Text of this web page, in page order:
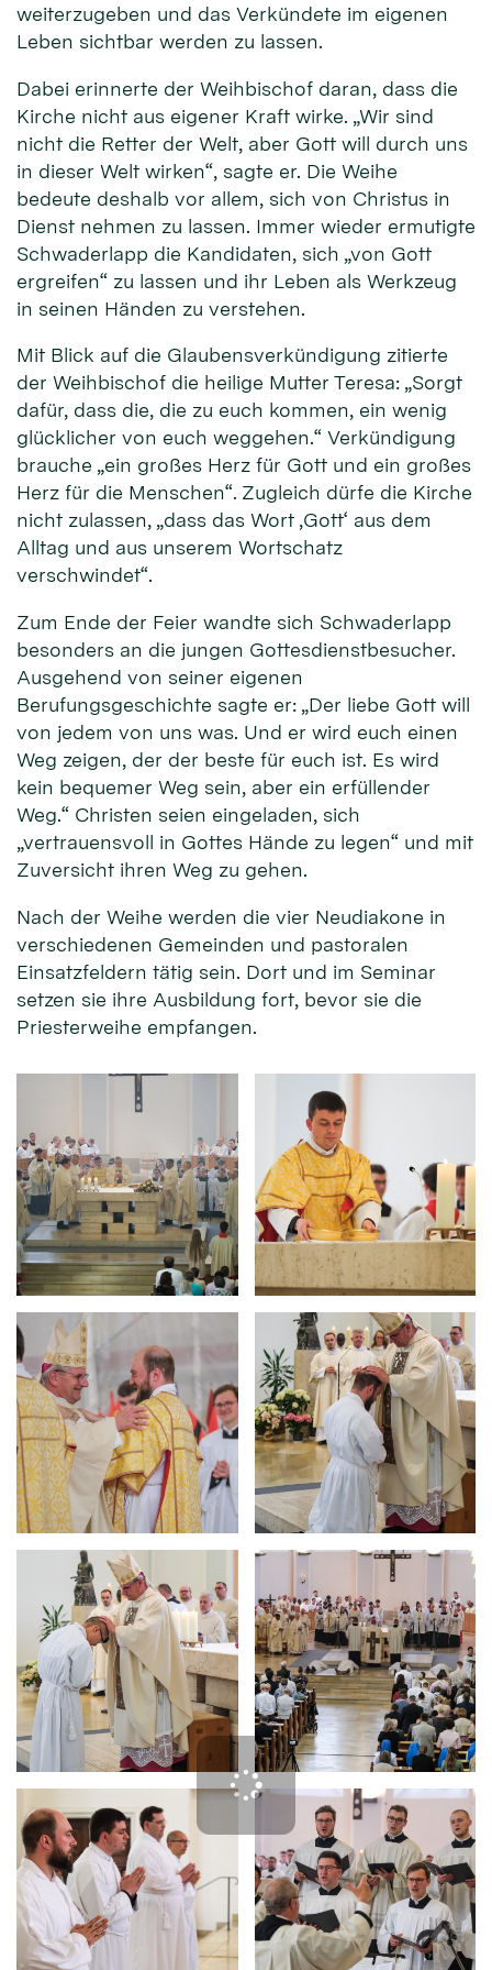
weiterzugeben und das Verkündete im eigenen
Leben sichtbar werden zu lassen.
Dabei erinnerte der Weihbischof daran, dass die
Kirche nicht aus eigener Kraft wirke. „Wir sind
nicht die Retter der Welt, aber Gott will durch uns
in dieser Welt wirken“, sagte er. Die Weihe
bedeute deshalb vor allem, sich von Christus in
Dienst nehmen zu lassen. Immer wieder ermutigte
Schwaderlapp die Kandidaten, sich „von Gott
ergreifen“ zu lassen und ihr Leben als Werkzeug
in seinen Händen zu verstehen.
Mit Blick auf die Glaubensverkündigung zitierte
der Weihbischof die heilige Mutter Teresa: „Sorgt
dafür, dass die, die zu euch kommen, ein wenig
glücklicher von euch weggehen.“ Verkündigung
brauche „ein großes Herz für Gott und ein großes
Herz für die Menschen“. Zugleich dürfe die Kirche
nicht zulassen, „dass das Wort ‚Gott‘ aus dem
Alltag und aus unserem Wortschatz
verschwindet“.
Zum Ende der Feier wandte sich Schwaderlapp
besonders an die jungen Gottesdienstbesucher.
Ausgehend von seiner eigenen
Berufungsgeschichte sagte er: „Der liebe Gott will
von jedem von uns was. Und er wird euch einen
Weg zeigen, der der beste für euch ist. Es wird
kein bequemer Weg sein, aber ein erfüllender
Weg.“ Christen seien eingeladen, sich
„vertrauensvoll in Gottes Hände zu legen“ und mit
Zuversicht ihren Weg zu gehen.
Nach der Weihe werden die vier Neudiakone in
verschiedenen Gemeinden und pastoralen
Einsatzfeldern tätig sein. Dort und im Seminar
setzen sie ihre Ausbildung fort, bevor sie die
Priesterweihe empfangen.